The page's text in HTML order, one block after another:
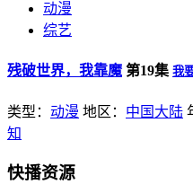
动漫
综艺
残破世界，我靠魔 第19集 我
类型： 动漫 地区： 中国大陆
知
快播资源